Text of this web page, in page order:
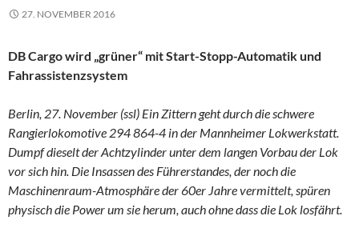
27. NOVEMBER 2016
DB Cargo wird „grüner“ mit Start-Stopp-Automatik und
Fahrassistenzsystem
Berlin, 27. November (ssl) Ein Zittern geht durch die schwere
Rangierlokomotive 294 864-4 in der Mannheimer Lokwerkstatt.
Dumpf dieselt der Achtzylinder unter dem langen Vorbau der Lok
vor sich hin. Die Insassen des Führerstandes, der noch die
Maschinenraum-Atmosphäre der 60er Jahre vermittelt, spüren
physisch die Power um sie herum, auch ohne dass die Lok losfährt.